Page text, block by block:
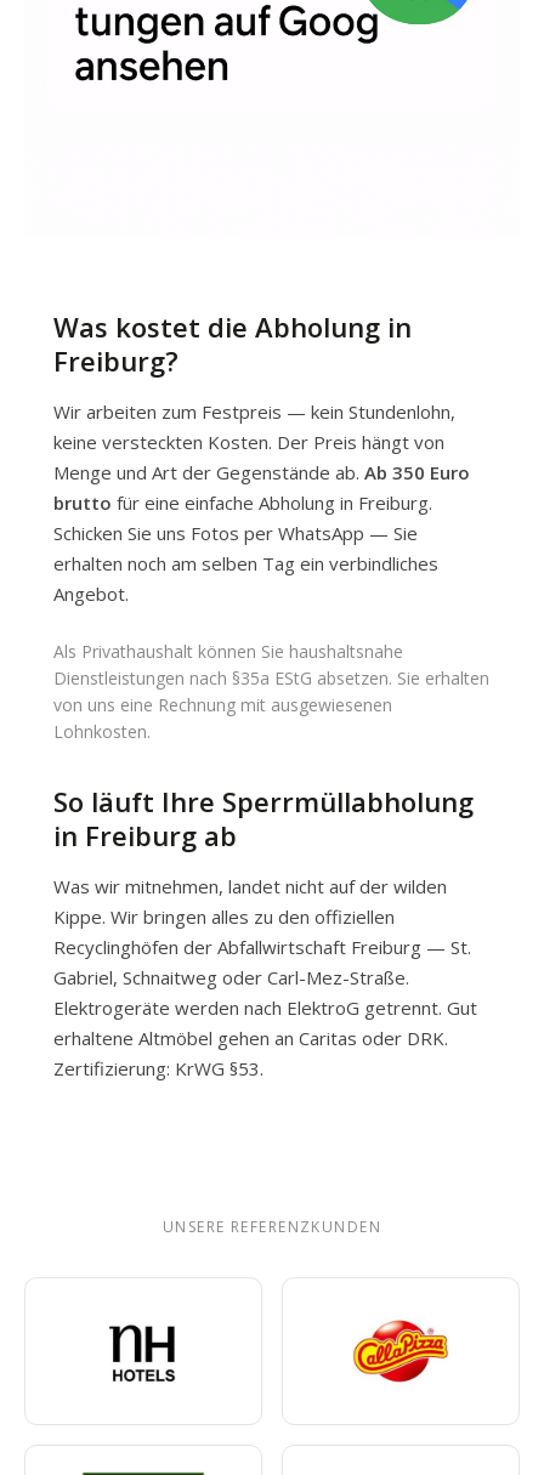
Was kostet die Abholung in
Freiburg?
Wir arbeiten zum Festpreis — kein Stundenlohn,
keine versteckten Kosten. Der Preis hängt von
Menge und Art der Gegenstände ab. Ab 350 Euro
brutto für eine einfache Abholung in Freiburg.
Schicken Sie uns Fotos per WhatsApp — Sie
erhalten noch am selben Tag ein verbindliches
Angebot.
Als Privathaushalt können Sie haushaltsnahe
Dienstleistungen nach §35a EStG absetzen. Sie erhalten
von uns eine Rechnung mit ausgewiesenen
Lohnkosten.
So läuft Ihre Sperrmüllabholung
in Freiburg ab
Was wir mitnehmen, landet nicht auf der wilden
Kippe. Wir bringen alles zu den offiziellen
Recyclinghöfen der Abfallwirtschaft Freiburg — St.
Gabriel, Schnaitweg oder Carl-Mez-Straße.
Elektrogeräte werden nach ElektroG getrennt. Gut
erhaltene Altmöbel gehen an Caritas oder DRK.
Zertifizierung: KrWG §53.
UNSERE REFERENZKUNDEN